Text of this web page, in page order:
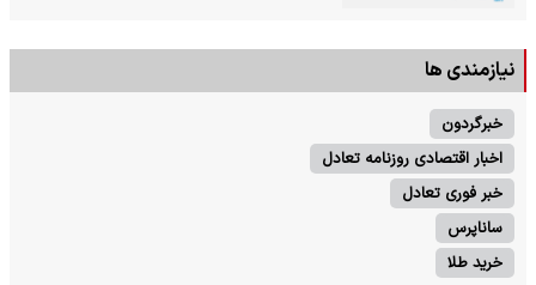
نیازمندی ها
خبرگردون
اخبار اقتصادی روزنامه تعادل
خبر فوری تعادل
ساناپرس
خرید طلا